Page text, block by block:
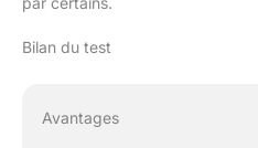
Bilan du test
Avantages